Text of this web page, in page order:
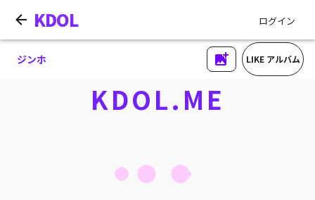
KDOL ログイン
ジンホ LIKE アルバム
KDOL.ME